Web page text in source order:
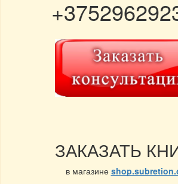
ЗАКАЗАТЬ
в магазине